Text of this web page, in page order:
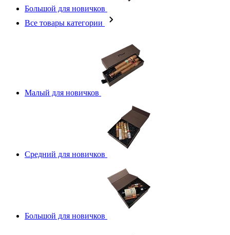
Большой для новичков
Все товары категории
Малый для новичков
Средний для новичков
Большой для новичков